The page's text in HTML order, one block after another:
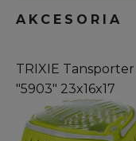
AKCESORIA
TRIXIE
"5903" 23x16x17